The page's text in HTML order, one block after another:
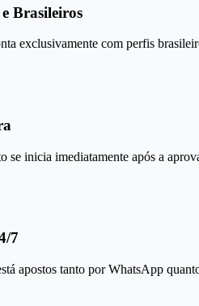
Brasileiros
exclusivamente com perfis
se inicia imediatamente após a
7
apostos tanto por WhatsApp